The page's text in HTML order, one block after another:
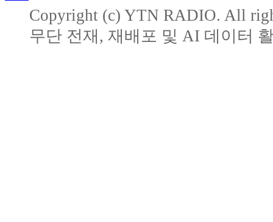
Copyright (c) YTN RADIO. All
무단 전재, 재배포 및 AI 데이터